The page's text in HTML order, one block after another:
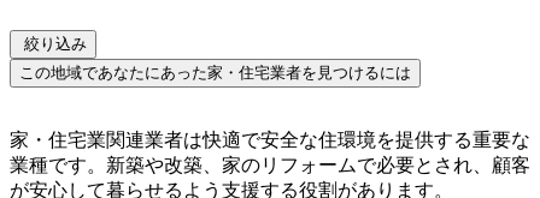
絞り込み
この地域であなたにあった家・住宅業者を見つけるには
家・住宅業関連業者は快適で安全な住環境を提供する重要な
業種です。新築や改築、家のリフォームで必要とされ、顧客
が安心して暮らせるよう支援する役割があります。